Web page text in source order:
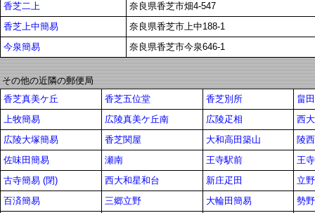
香芝二上
奈良県香芝市畑4-547
香芝上中簡易
奈良県香芝市上中188-1
今泉簡易
奈良県香芝市今泉646-1
その他の近隣の郵便局
香芝真美ケ丘
香芝五位堂 香芝別所
畠田
上牧簡易
広陵真美ケ丘南 広陵疋相
西
広陵大塚簡易
香芝関屋 大和高田築山
陵西
佐味田簡易
瀬南 王寺駅前
王寺
古寺簡易 (閉)
西大和星和台 新庄疋田
立
百済簡易
三郷立野 大輪田簡易
勢